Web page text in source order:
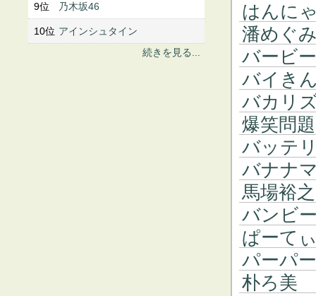
9位 乃木坂46
10位 アインシュタイン
続きを見る...
はんに
潘めぐ
バービー
バイき
バカリ
爆笑問題
バッテ
バナナ
馬場裕之
バンビ
ぱーて
パーパー
朴ろ美